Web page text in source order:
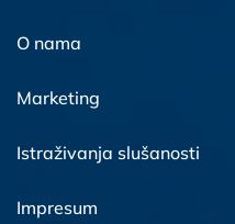
O nama
Marketing
Istraživanja slušanosti
Impresum